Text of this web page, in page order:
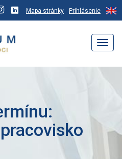
Mapa stránky Prihlásenie